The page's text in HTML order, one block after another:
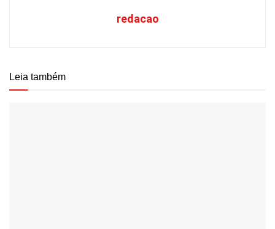
redacao
Leia também